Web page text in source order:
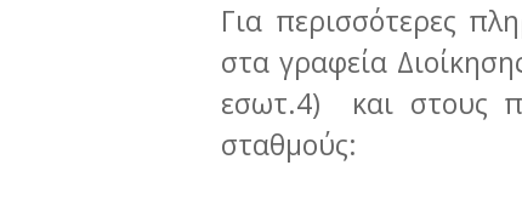
Για περισσότερες
στα γραφεία
εσωτ.4) και στους
σταθμούς: